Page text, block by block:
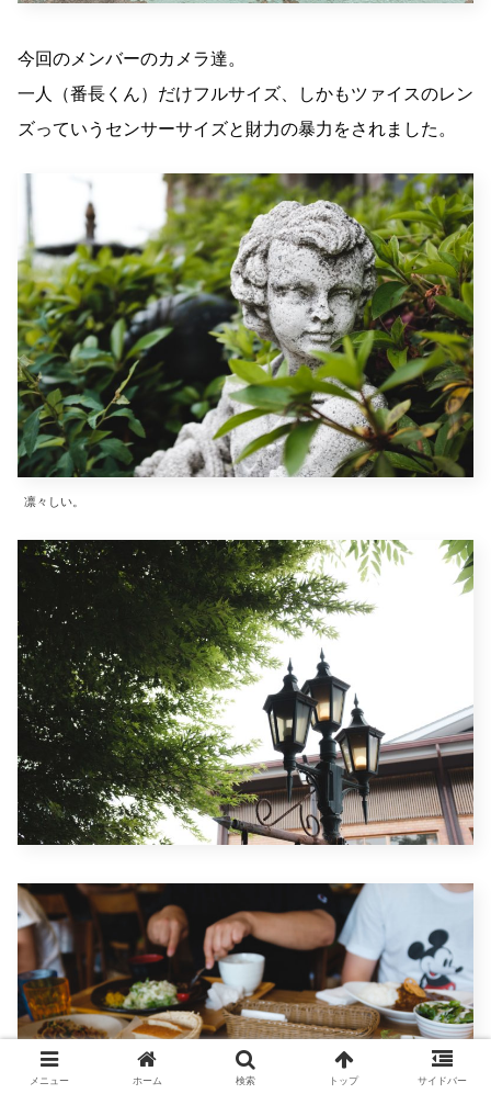
今回のメンバーのカメラ達。
一人（番長くん）だけフルサイズ、しかもツァイスのレン
ズっていうセンサーサイズと財力の暴力をされました。
凛々しい。
メニュー ホーム 検索 トップ サイドバー